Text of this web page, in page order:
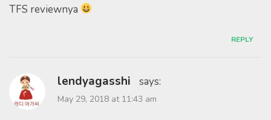
TFS reviewnya
REPLY
lendyagasshi says:
May 29, 2018 at 11:43 am